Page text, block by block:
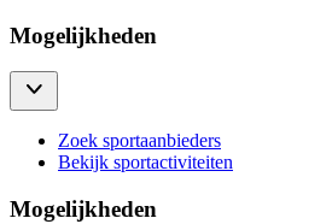
Mogelijkheden
Zoek sportaanbieders
Bekijk sportactiviteiten
Mogelijkheden